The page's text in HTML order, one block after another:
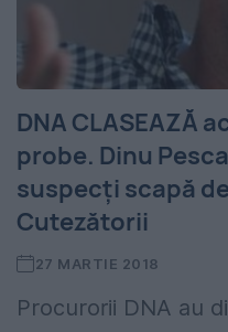
DNA CLASEAZĂ
probe. Dinu
suspecţi scapă
Cutezătorii
27 MARTIE 2018
Procurorii DNA au